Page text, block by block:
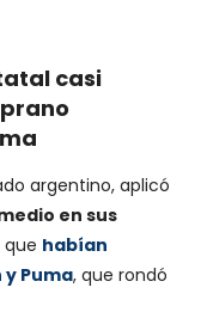
casi
argentino, aplicó
en sus
habían
Puma, que rondó